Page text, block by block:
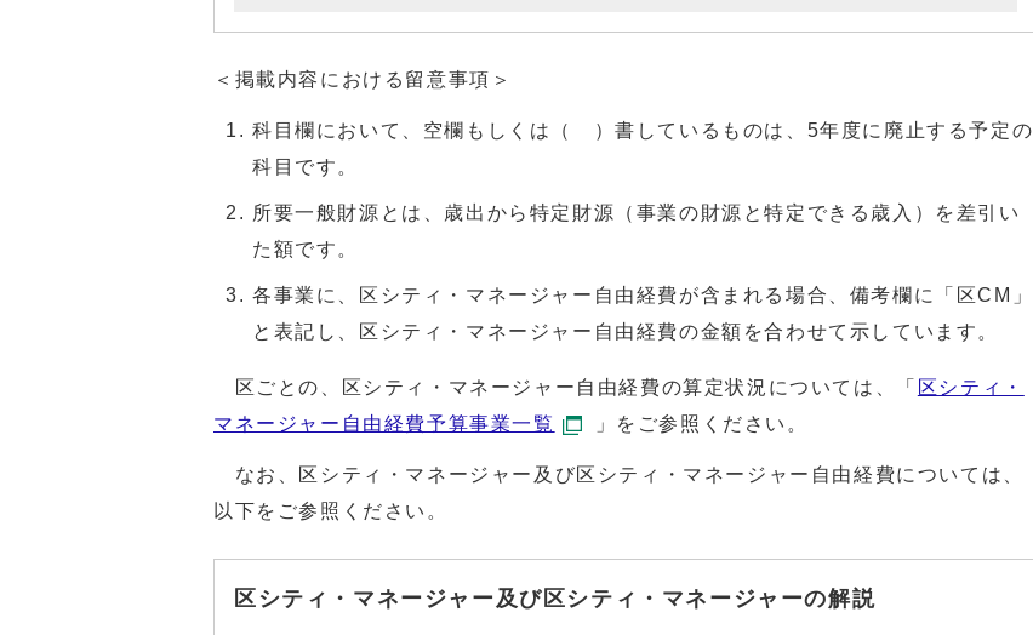
＜掲載内容における留意事項＞
科目欄において、空欄もしくは（ ）書しているものは、5年度に廃止する予定の
科目です。
所要一般財源とは、歳出から特定財源（事業の財源と特定できる歳入）を差引い
た額です。
各事業に、区シティ・マネージャー自由経費が含まれる場合、備考欄に「区CM」
と表記し、区シティ・マネージャー自由経費の金額を合わせて示しています。
区ごとの、区シティ・マネージャー自由経費の算定状況については、「 区シティ・
マネージャー自由経費予算事業一覧
」をご参照ください。
なお、区シティ・マネージャー及び区シティ・マネージャー自由経費については、
以下をご参照ください。
区シティ・マネージャー及び区シティ・マネージャーの解説